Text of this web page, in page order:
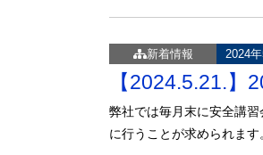
新着情報 2024
【2024.5.21.】
弊社では毎月末に安全講
に行うことが求められま